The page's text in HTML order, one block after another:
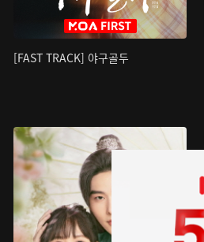
[FAST TRACK] 야구골두